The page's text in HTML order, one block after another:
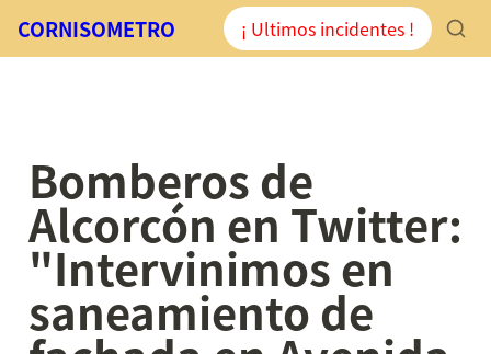
CORNISOMETRO ¡ Ultimos incidentes !
Bomberos de
Alcorcón en Twitter:
"Intervinimos en
saneamiento de